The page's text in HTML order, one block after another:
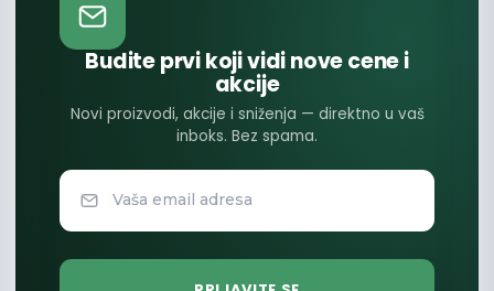
Budite prvi koji vidi nove cene i
akcije
Novi proizvodi, akcije i sniženja — direktno u vaš
inboks. Bez spama.